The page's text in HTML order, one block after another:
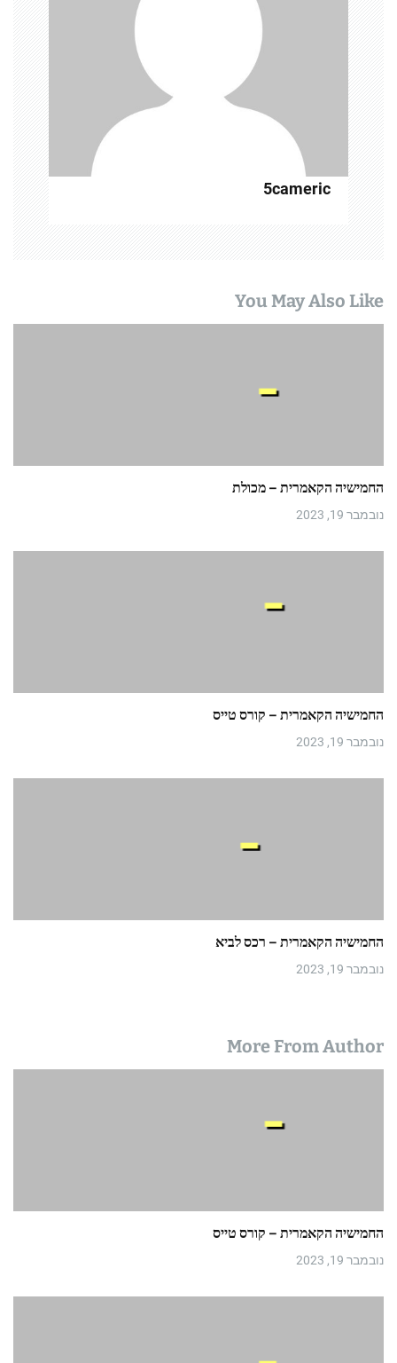
5cameric
You May Also Like
החמישיה הקאמרית – מכולת
נובמבר 19, 2023
החמישיה הקאמרית – קורס טייס
נובמבר 19, 2023
החמישיה הקאמרית – רכס לביא
נובמבר 19, 2023
More From Author
החמישיה הקאמרית – קורס טייס
נובמבר 19, 2023